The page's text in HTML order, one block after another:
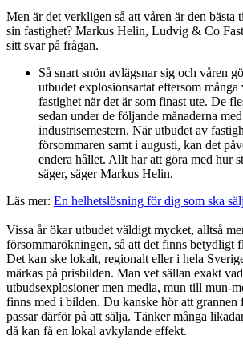
Men är det verkligen så att våren är den bästa
sin fastighet? Markus Helin, Ludvig & Co
sitt svar på frågan.
Så snart snön avlägsnar sig och våren
utbudet explosionsartat eftersom
fastighet när det är som finast ute. De
sedan under de följande månaderna
industrisemestern. När utbudet av
försommaren samt i augusti, kan det
endera hållet. Allt har att göra med hur
säger, säger Markus Helin.
Läs mer: En helhetslösning för dig som ska
Vissa år ökar utbudet väldigt mycket, alltså
försommarökningen, så att det finns betydligt
Det kan ske lokalt, regionalt eller i hela
märkas på prisbilden. Man vet sällan exakt
utbudsexplosioner men media, mun till mun-
finns med i bilden. Du kanske hör att grannen
passar därför på att sälja. Tänker många
då kan få en lokal avkylande effekt.